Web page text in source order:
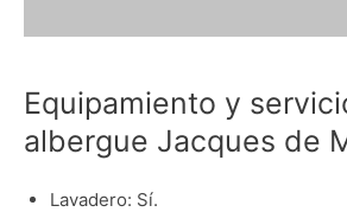
Equipamiento y
albergue Jacques de
Lavadero: Sí.